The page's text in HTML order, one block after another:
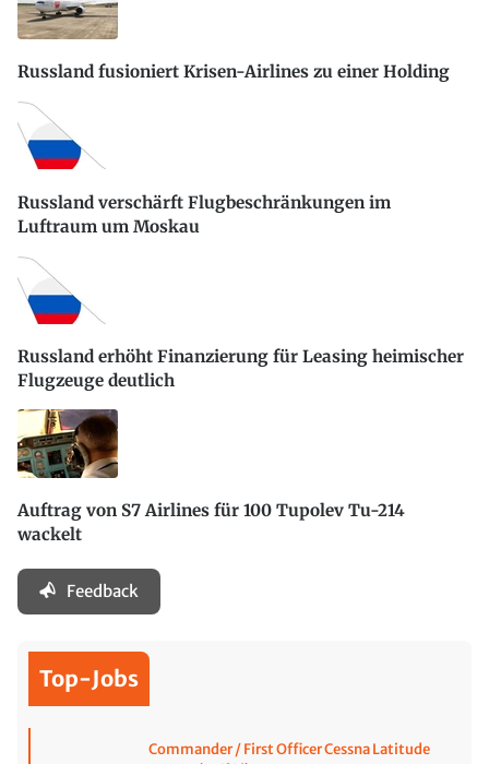
Russland fusioniert Krisen-Airlines zu einer Holding
Russland verschärft Flugbeschränkungen im
Luftraum um Moskau
Russland erhöht Finanzierung für Leasing heimischer
Flugzeuge deutlich
Auftrag von S7 Airlines für 100 Tupolev Tu-214
wackelt
Feedback
Top-Jobs
Commander / First Officer Cessna Latitude